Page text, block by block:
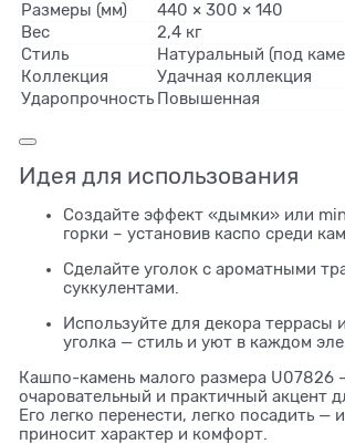
Размеры (мм)
440 × 300 × 140
Вес
2,4 кг
Стиль
Натуральный (под
Коллекция
Удачная коллекция
Ударопрочность Повышенная
Идея для использования
Создайте эффект «дымки» или
горки – установив каспо среди
Сделайте уголок с ароматными
суккулентами.
Используйте для декора террасы
уголка — стиль и уют в каждом
Кашпо-камень малого размера U07826
очаровательный и практичный акцент
Его легко перенести, легко посадить —
приносит характер и комфорт.